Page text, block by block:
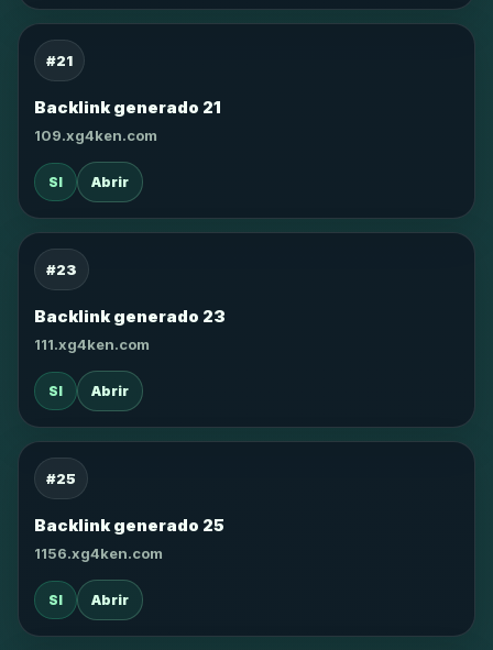
#21
Backlink generado 21
109.xg4ken.com
SI Abrir
#23
Backlink generado 23
111.xg4ken.com
SI Abrir
#25
Backlink generado 25
1156.xg4ken.com
SI Abrir